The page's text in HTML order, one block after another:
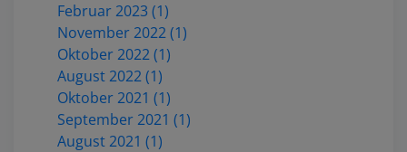
Februar 2023 (1)
November 2022 (1)
Oktober 2022 (1)
August 2022 (1)
Oktober 2021 (1)
September 2021 (1)
August 2021 (1)